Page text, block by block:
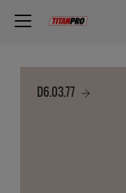
D6.03.77